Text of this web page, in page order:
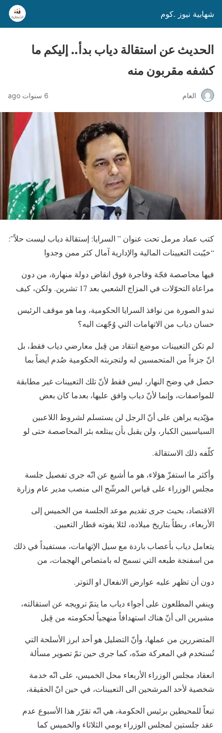
شهابية نيوز .كوم
الحديث عن استقالة دياب بدأ.. إليكم ما
كشفه مقربون منه
العام 6 سنوات ago
كتب عماد مرمل تحت عنوان ” السرايا: إستقالة دياب ليست حلاً”:
“خيّبت التعيينات المالية والإدارية آمال كثر ممن وجدوا
فيها محاصصة فجّة وفاجرة فوق انقاض دولة منهارة، من دون
مراعاة التحوّلات في المزاج الشعبي بعد 17 تشرين. ولكن، كيف
تبدو الصورة من نوافذ السرايا الحكومية، وما هو موقف الرئيس
حسان دياب من الاتهامات التي وُجّهت اليه؟
لم تكن التعيينات موضع انتقاد من قِبل معارضي دياب فقط، بل
انّ جزءاً من المتحمسين له ولتجربته الحكومية صُدم ايضاً بما
حصل في وضح النهار، ليس فقط لأنّ تلك التعيينات غير مطابقة
للمواصفات، وإنما لأنّ دياب وافق عليها، بعدما كان بعض
مؤيّديه يراهن على أنّ الرجل لن يستسلم لشروط اللاعبين
السياسيين الكبار، ولن يقبل بأن يبتلعه بئر المحاصصة حتى لو
كلّفه ذلك الاستقالة.
وأكثر ما استفزّ هؤلاء، هو ما أشيع عن انّه جرى تفصيل جلسة
مجلس الوزراء على قياس المرشّح الى منصب مدير عام وزارة
الاقتصاد، بحيث جرى تقديم موعد الجلسة من الخميس إلى
الأربعاء، ربطاً بتاريخ ميلاده، لئلا يفوته قطار التعيين.
يتعامل دياب بأعصاب باردة مع سيل الإتهامات، مستفيداً في ذلك
من اسفنجة طبعه التي تسمح له بامتصاص الهجمات، من
دون أن تظهر عليه عوارض الانفعال او التوتر.
وينفي المطلعون على أجواء دياب ما يتمّ ترويجه عن استقالته،
مشيرين الى أنّ هناك استهدافاً منهجياً لحكومته من قِبل
المتضررين من عملها، وأنّ التضليل هو أحد ابرز الأسلحة التي
تُستخدم في المعركة ضدّه، كما جرى حين تمّ تصوير مسألة
انعقاد مجلس الوزراء الأربعاء محل الخميس، على انّه خدمة
شخصية لأحد المرشحين الى التعيينات، في حين انّ الحقيقة،
تبعاً للمحيطين برئيس الحكومة، هي انّه تقرّر هذا الأسبوع عدم
عقد جلستين لمجلس الوزراء يومي الثلاثاء والخميس كما